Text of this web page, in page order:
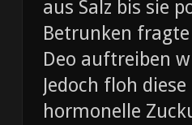
aus Salz bis sie
Betrunken
Deo auftreiben
Jedoch floh
hormonelle